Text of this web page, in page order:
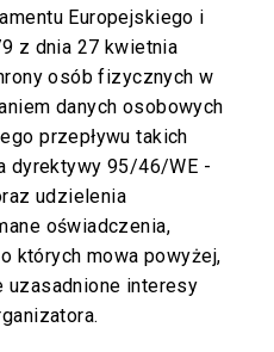
Europejskiego i
z dnia 27 kwietnia
osób fizycznych w
danych osobowych
przepływu takich
dyrektywy 95/46/WE -
udzielenia
oświadczenia,
których mowa powyżej,
uzasadnione interesy